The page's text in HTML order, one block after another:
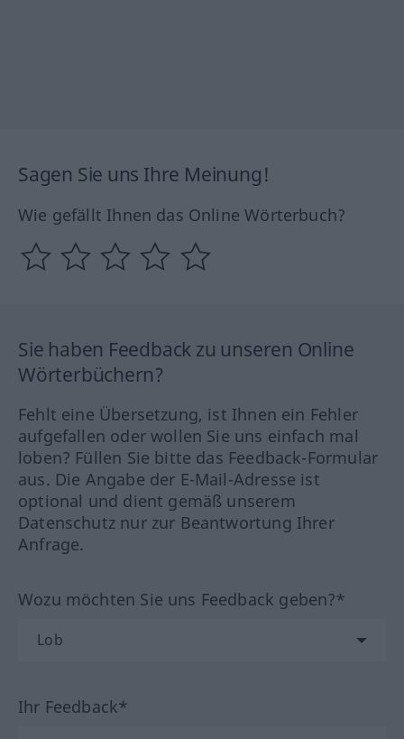
Sagen Sie uns Ihre Meinung!
Wie gefällt Ihnen das Online Wörterbuch?
Sie haben Feedback zu unseren Online
Wörterbüchern?
Fehlt eine Übersetzung, ist Ihnen ein Fehler
aufgefallen oder wollen Sie uns einfach mal
loben? Füllen Sie bitte das Feedback-Formular
aus. Die Angabe der E-Mail-Adresse ist
optional und dient gemäß unserem
Datenschutz nur zur Beantwortung Ihrer
Anfrage.
Wozu möchten Sie uns Feedback geben?*
Ihr Feedback*